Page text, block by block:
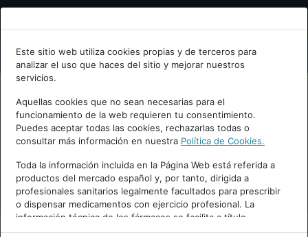
Bienvenid@ a psiquiatria.com
Escribe tu Email
Accede o regístrate con tu email.
Cancelar
Este sitio web utiliza cookies propias y de terceros para
analizar el uso que haces del sitio y mejorar nuestros
servicios.
Aquellas cookies que no sean necesarias para el
funcionamiento de la web requieren tu consentimiento.
Puedes aceptar todas las cookies, rechazarlas todas o
consultar más información en nuestra Política de Cookies.
Toda la información incluida en la Página Web está referida a
productos del mercado español y, por tanto, dirigida a
profesionales sanitarios legalmente facultados para prescribir
o dispensar medicamentos con ejercicio profesional. La
información técnica de los fármacos se facilita a título
meramente informativo, siendo responsabilidad de los